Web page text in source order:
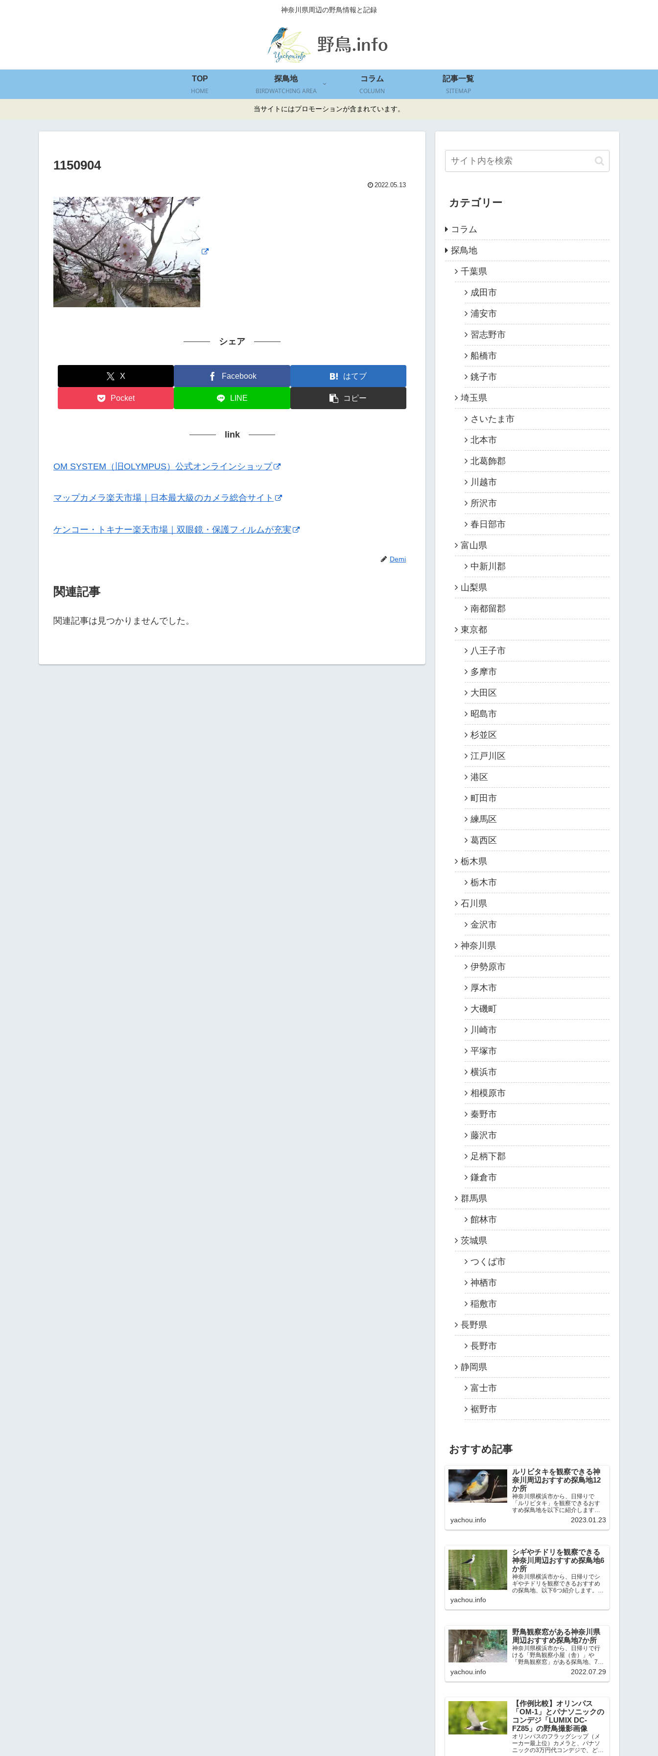
神奈川県周辺の野鳥情報と記録
TOP
HOME
探鳥地
BIRDWATCHING AREA
コラム
COLUMN
記事一覧
SITEMAP
当サイトにはプロモーションが含まれています。
1150904
2022.05.13
シェア
X Facebook はてブ
Pocket LINE コピー
link
OM SYSTEM（旧OLYMPUS）公式オンラインショップ
マップカメラ楽天市場｜日本最大級のカメラ総合サイト
ケンコー・トキナー楽天市場｜双眼鏡・保護フィルムが充実
Demi
関連記事
関連記事は見つかりませんでした。
カテゴリー
コラム
探鳥地
千葉県
成田市
浦安市
習志野市
船橋市
銚子市
埼玉県
さいたま市
北本市
北葛飾郡
川越市
所沢市
春日部市
富山県
中新川郡
山梨県
南都留郡
東京都
八王子市
多摩市
大田区
昭島市
杉並区
江戸川区
港区
町田市
練馬区
葛西区
栃木県
栃木市
石川県
金沢市
神奈川県
伊勢原市
厚木市
大磯町
川崎市
平塚市
横浜市
相模原市
秦野市
藤沢市
足柄下郡
鎌倉市
群馬県
館林市
茨城県
つくば市
神栖市
稲敷市
長野県
長野市
静岡県
富士市
裾野市
おすすめ記事
ルリビタキを観察できる神
奈川周辺おすすめ探鳥地12
か所
神奈川県横浜市から、日帰りで
「ルリビタキ」を観察できるおす
すめ探鳥地を以下に紹介します。
これまで80か所近くの探鳥地を訪
れ、手応えを感じた場所です。以
下、★ が多いほど観察しやすく、
yachou.info 2023.01.23
シギやチドリを観察できる
神奈川周辺おすすめ探鳥地6
か所
神奈川県横浜市から、日帰りでシ
ギやチドリを観察できるおすすめ
の探鳥地、以下6つ紹介します。こ
感じた探鳥地です。ふなばし三番
yachou.info
野鳥観察窓がある神奈川県
周辺おすすめ探鳥地7か所
神奈川県横浜市から、日帰りで行
ける「野鳥観察小屋（舎）」や
「野鳥観察窓」がある探鳥地、7か
所を紹介します。どこもオススメ
の探鳥地です。実際に訪れてみる
と、野山にいる野鳥、海や湖にい
yachou.info 2022.07.29
【作例比較】オリンパス
「OM-1」とパナソニックの
コンデジ「LUMIX DC-
FZ85」の野鳥撮影画像
オリンパスのフラッグシップ（メ
ーカー最上位）カメラと、パナソ
ニックの3万円代コンデジで、どの